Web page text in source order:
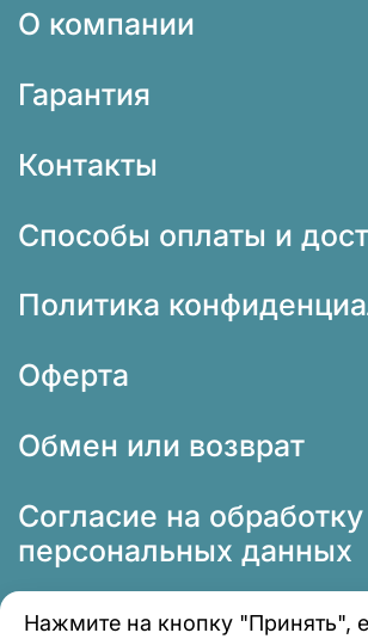
О компании
Гарантия
Контакты
Способы оплаты и
Политика
Оферта
Обмен или возврат
Согласие на обработку
персональных данных
Нажмите на кнопку "Принять",